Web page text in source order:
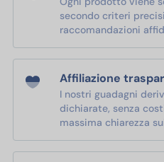
secondo criteri
raccomandazioni
Affiliazione
I nostri guadagni
dichiarate, senza
massima chiarezza